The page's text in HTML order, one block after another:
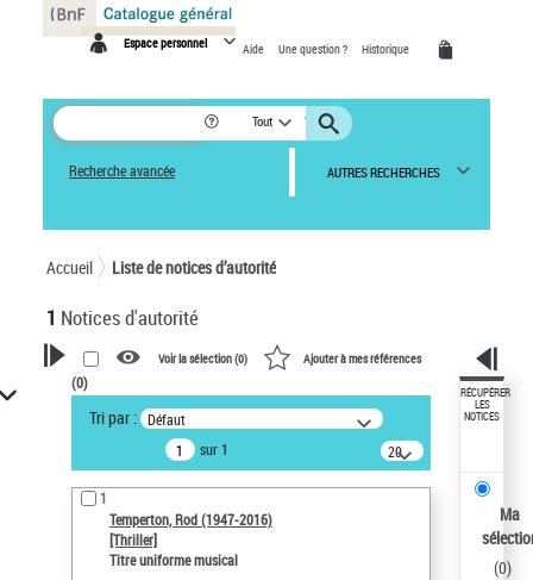
Espace personnel Aide Une question ? Historique
Tout
Recherche avancée AUTRES RECHERCHES
Accueil Liste de notices d’autorité
1 Notices d'autorité
VOTRE RECHERCHE
Recherche avancée dans les
notices d’autorité
Œuvres liées à l'auteur :
Temperton, Rod (1947-2016)
Auteur d’œuvre
Voir la sélection (0) Ajouter à mes références
(0)
Tri par : Défaut
sur 1
20
résultats/page
1
Temperton, Rod (1947-2016)
[Thriller]
Titre uniforme musical
RÉCUPÉRER
LES
NOTICES
Ma
(0)
Panneau de gestion des cookies